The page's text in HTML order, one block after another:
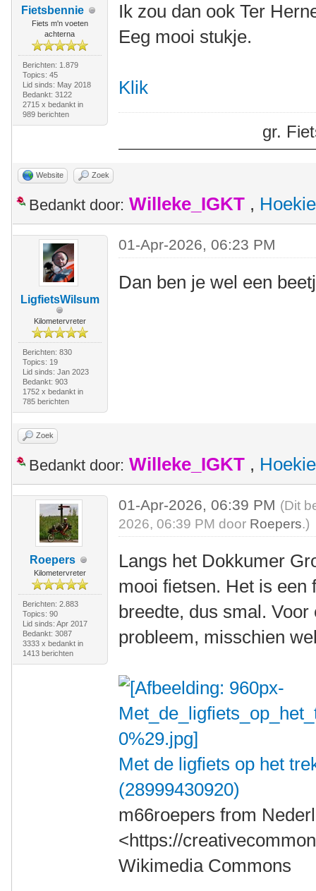
Fietsbennie
Fiets m'n voeten
achterna
Berichten: 1.879
Topics: 45
Lid sinds: May 2018
Bedankt: 3122
2715 x bedankt in
989 berichten
Ik zou dan ook Ter
Eeg mooi stukje.
Klik
gr.
Website Zoek
Bedankt door: Willeke_IGKT , Hoekie
LigfietsWilsum
Kilometervreter
Berichten: 830
Topics: 19
Lid sinds: Jan 2023
Bedankt: 903
1752 x bedankt in
785 berichten
01-Apr-2026, 06:23 PM
Dan ben je wel een
Zoek
Bedankt door: Willeke_IGKT , Hoekie
Roepers
Kilometervreter
Berichten: 2.883
Topics: 90
Lid sinds: Apr 2017
Bedankt: 3087
3333 x bedankt in
1413 berichten
01-Apr-2026, 06:39 PM (Dit
2026, 06:39 PM door Roepers.)
Langs het Dokkumer
mooi fietsen. Het is een
breedte, dus smal.
probleem, misschien
Met de ligfiets op het
(28999430920)
m66roepers from
<https://
Wikimedia Commons